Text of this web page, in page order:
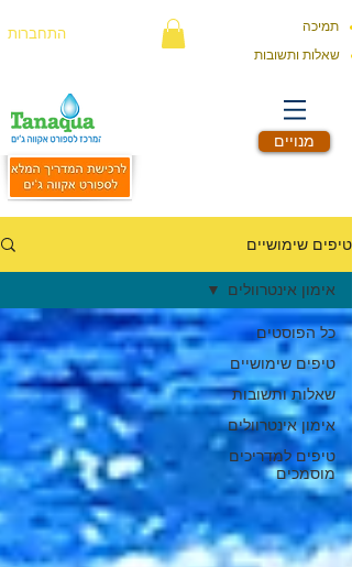
התחברות
שאלות ותשובות
תמיכה
מנויים
טיפים שימושיים
כל הפוסטים
טיפים שימושיים
שאלות ותשובות
אימון אינטרוולים
טיפים למדריכים
מוסמכים
אימון אינטרוולים